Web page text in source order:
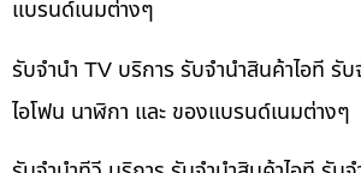
แบรนด์เนมต่างๆ
รับจำนำ TV บริการ รับจำนำสินค้าไอที รั
ไอโฟน นาฬิกา และ ของแบรนด์เนมต่างๆ